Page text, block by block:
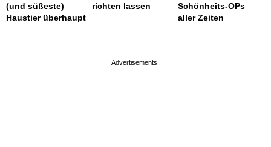
(und süßeste)
Haustier überhaupt
richten lassen
Schönheits-OPs
aller Zeiten